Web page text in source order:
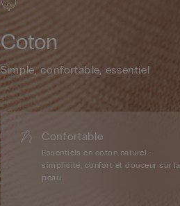
Coton
Simple, confortable, essentiel
Confortable
Essentiels en coton naturel :
simplicité, confort et douceur sur la
peau